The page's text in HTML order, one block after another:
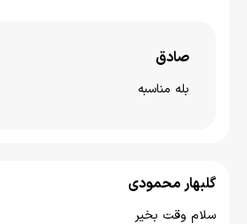
صادق
بله مناسبه
گلبهار محمودی
سلام وقت بخیر